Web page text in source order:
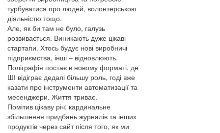
турбуватися про людей, волонтерською
діяльністю тощо.
Але, як би там не було, галузь
розвивається. Виникають дуже цікаві
стартапи. Хтось будує нові виробничі
підприємства, інші – відновлюють.
Поліграфія постає в новому форматі, де
ШІ відіграє дедалі більшу роль, годі вже
казати про інструменти автоматизації та
месенджери. Життя триває.
Помітив цікаву річ: кардинальне
збільшення придбань журналів та інших
продуктів через сайт після того, як ми